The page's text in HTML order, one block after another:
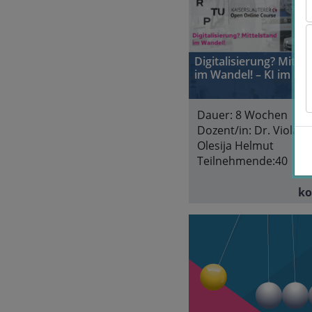
Digitalisierung?
im Wandel! – KI im
Dauer: 8 Wochen
Dozent/in: Dr. Viola
Olesija Helmut
Teilnehmende:40